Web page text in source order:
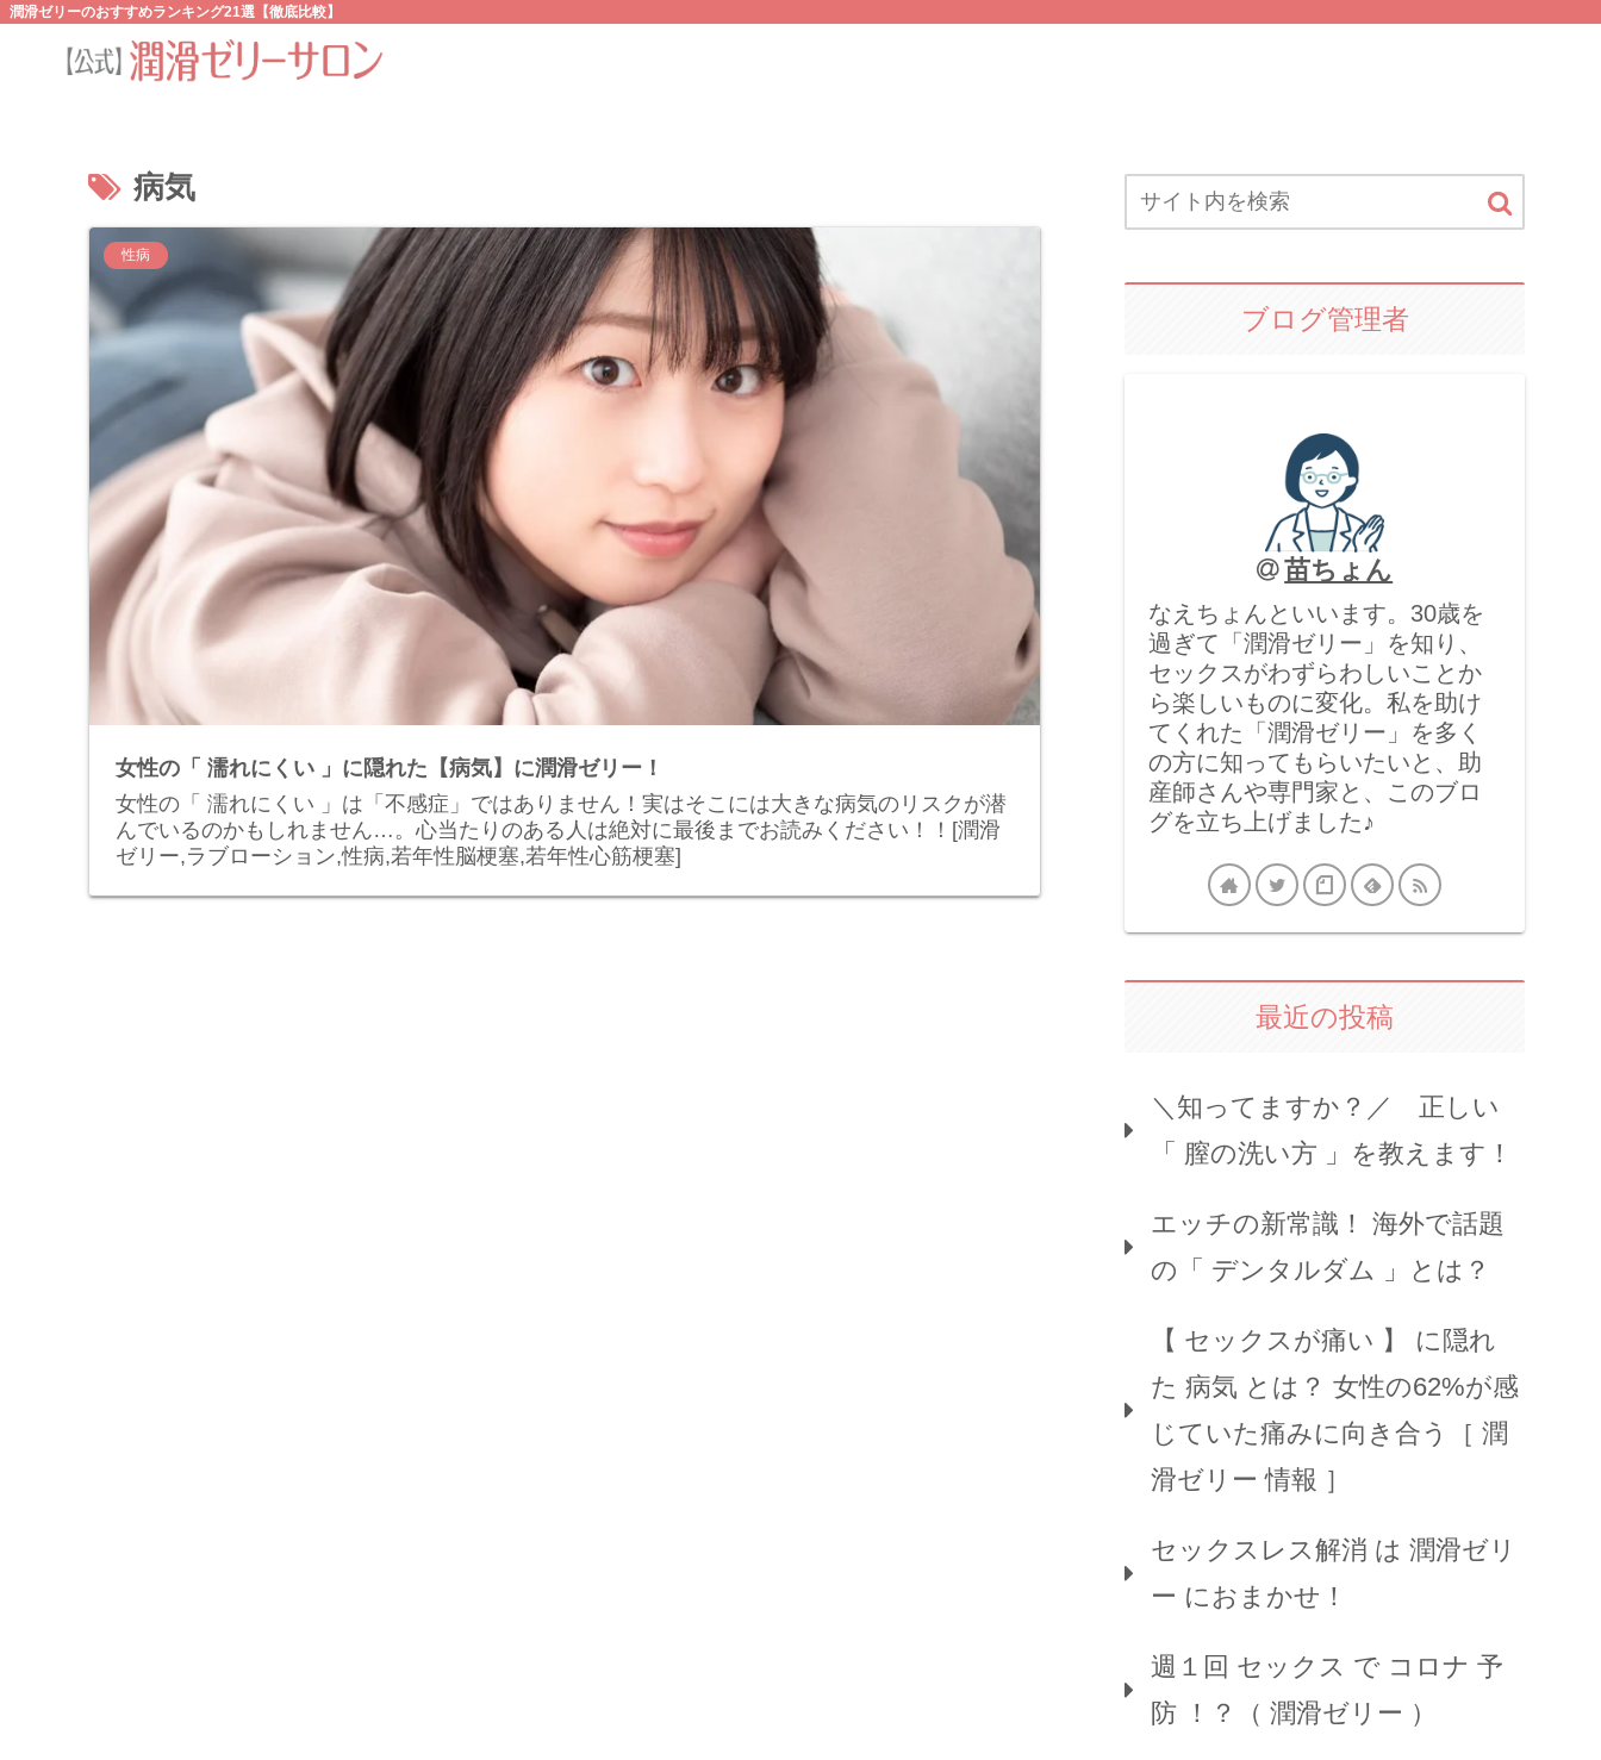
潤滑ゼリーのおすすめランキング21選【徹底比較】
病気
性病
女性の「 濡れにくい 」に隠れた【病気】に潤滑ゼリー！
女性の「 濡れにくい 」は「不感症」ではありません！実はそこには大きな病気のリスクが潜
んでいるのかもしれません…。心当たりのある人は絶対に最後までお読みください！！[潤滑
ゼリー,ラブローション,性病,若年性脳梗塞,若年性心筋梗塞]
ブログ管理者
苗ちょん
なえちょんといいます。30歳を
過ぎて「潤滑ゼリー」を知り、
セックスがわずらわしいことか
ら楽しいものに変化。私を助け
てくれた「潤滑ゼリー」を多く
の方に知ってもらいたいと、助
産師さんや専門家と、このブロ
グを立ち上げました♪
最近の投稿
＼知ってますか？／ 正しい
「 膣の洗い方 」を教えます！
エッチの新常識！ 海外で話題
の「 デンタルダム 」とは？
【 セックスが痛い 】 に隠れ
た 病気 とは？ 女性の62%が感
じていた痛みに向き合う［ 潤
滑ゼリー 情報 ］
セックスレス解消 は 潤滑ゼリ
ー におまかせ！
週１回 セックス で コロナ 予
防 ！？（ 潤滑ゼリー ）